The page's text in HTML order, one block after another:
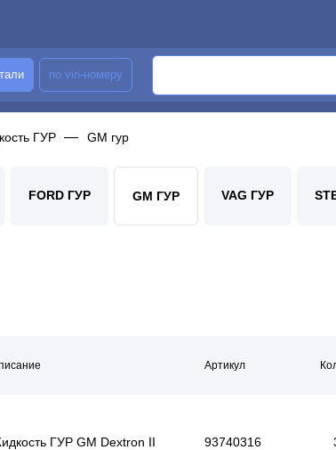
по vin-номеру
ГУР GM гур
FORD ГУР GM ГУР VAG ГУР
Артикул
ГУР GM Dextron II
93740316